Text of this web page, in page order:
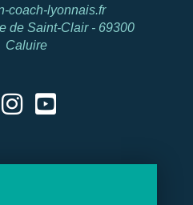
coach-lyonnais.fr
de Saint-Clair - 69300
Caluire